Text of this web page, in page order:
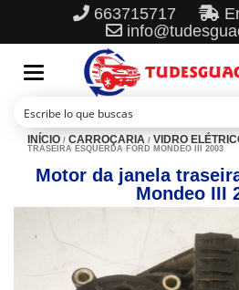
663715717
Toggle
navigation
INÍCIO / CARROÇARIA / VIDRO
TRASEIRA ESQUERDA FORD MONDEO III 2003
Motor da janela
Mondeo III